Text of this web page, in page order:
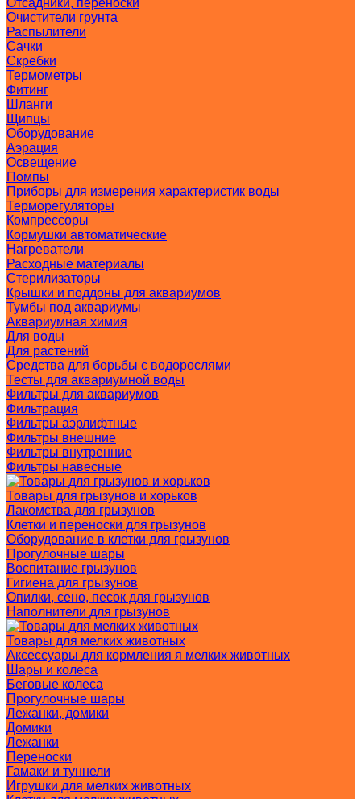
Отсадники, переноски
Очистители грунта
Распылители
Сачки
Скребки
Термометры
Фитинг
Шланги
Щипцы
Оборудование
Аэрация
Освещение
Помпы
Приборы для измерения характеристик воды
Терморегуляторы
Компрессоры
Кормушки автоматические
Нагреватели
Расходные материалы
Стерилизаторы
Крышки и поддоны для аквариумов
Тумбы под аквариумы
Аквариумная химия
Для воды
Для растений
Средства для борьбы с водорослями
Тесты для аквариумной воды
Фильтры для аквариумов
Фильтрация
Фильтры аэрлифтные
Фильтры внешние
Фильтры внутренние
Фильтры навесные
Товары для грызунов и хорьков
Лакомства для грызунов
Клетки и переноски для грызунов
Оборудование в клетки для грызунов
Прогулочные шары
Воспитание грызунов
Гигиена для грызунов
Опилки, сено, песок для грызунов
Наполнители для грызунов
Товары для мелких животных
Аксессуары для кормления я мелких животных
Шары и колеса
Беговые колеса
Прогулочные шары
Лежанки, домики
Домики
Лежанки
Переноски
Гамаки и туннели
Игрушки для мелких животных